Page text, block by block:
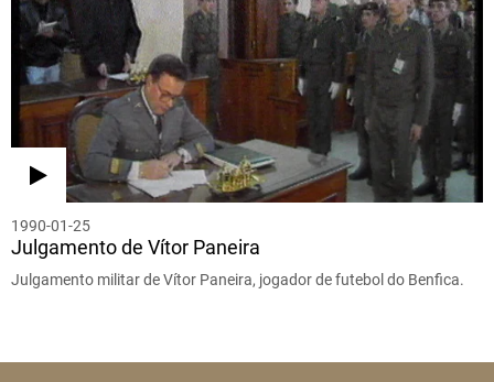
1990-01-25
Julgamento de Vítor Paneira
Julgamento militar de Vítor Paneira, jogador de futebol do Benfica.